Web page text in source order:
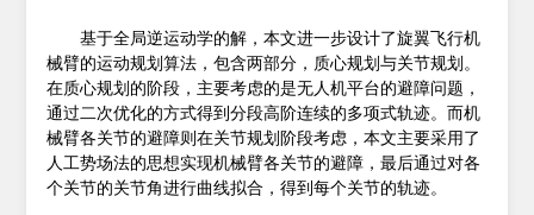
基于全局逆运动学的解，本文进一步设计了旋翼飞行机
械臂的运动规划算法，包含两部分，质心规划与关节规划。
在质心规划的阶段，主要考虑的是无人机平台的避障问题，
通过二次优化的方式得到分段高阶连续的多项式轨迹。而机
械臂各关节的避障则在关节规划阶段考虑，本文主要采用了
人工势场法的思想实现机械臂各关节的避障，最后通过对各
个关节的关节角进行曲线拟合，得到每个关节的轨迹。